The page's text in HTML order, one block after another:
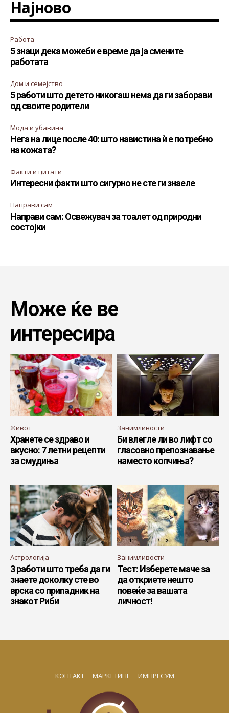
Најново
Работа
5 знаци дека можеби е време да ја смените
работата
Дом и семејство
5 работи што детето никогаш нема да ги заборави
од своите родители
Мода и убавина
Нега на лице после 40: што навистина ѝ е потребно
на кожата?
Факти и цитати
Интересни факти што сигурно не сте ги знаеле
Направи сам
Направи сам: Освежувач за тоалет од природни
состојки
Може ќе ве
интересира
Живот
Хранете се здраво и
вкусно: 7 летни рецепти
за смудиња
Занимливости
Би влегле ли во лифт со
гласовно препознавање
наместо копчиња?
Астрологија
3 работи што треба да ги
знаете доколку сте во
врска со припадник на
знакот Риби
Занимливости
Тест: Изберете маче за
да откриете нешто
повеќе за вашата
личност!
КОНТАКТ МАРКЕТИНГ ИМПРЕСУМ